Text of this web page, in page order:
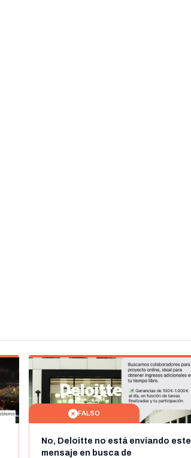
FALSO
No, Deloitte no está enviando este
mensaje en busca de